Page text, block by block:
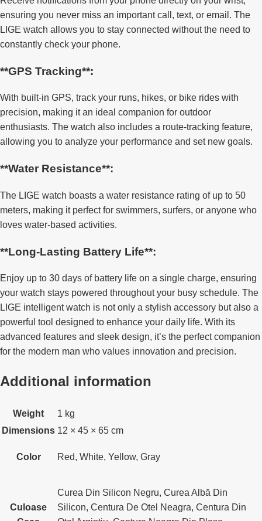
ensuring you never miss an important call, text, or email. The
LIGE watch allows you to stay connected without the need to
constantly check your phone.
**GPS Tracking**:
With built-in GPS, track your runs, hikes, or bike rides with
precision, making it an ideal companion for outdoor
enthusiasts. The watch also includes a route-tracking feature,
allowing you to analyze your performance and set new goals.
**Water Resistance**:
The LIGE watch boasts a water resistance rating of up to 50
meters, making it perfect for swimmers, surfers, or anyone who
loves water-based activities.
**Long-Lasting Battery Life**:
Enjoy up to 30 days of battery life on a single charge, ensuring
your watch stays powered throughout your busy schedule. The
LIGE intelligent watch is not only a stylish accessory but also a
powerful tool designed to enhance your daily life. With its
advanced features and sleek design, it’s the perfect companion
for the modern man who values innovation and precision.
Additional information
Weight
1 kg
Dimensions 12 × 45 × 65 cm
Color Red, White, Yellow, Gray
Culoase
Curea Din Silicon Negru, Curea Albă Din
Silicon, Centura De Otel Neagra, Centura Din